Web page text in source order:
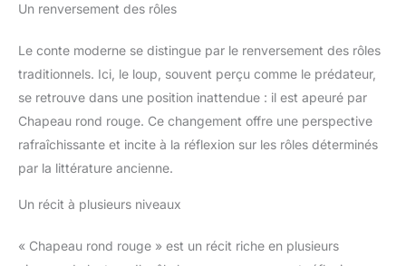
Un renversement des rôles
Le conte moderne se distingue par le renversement des rôles
traditionnels. Ici, le loup, souvent perçu comme le prédateur,
se retrouve dans une position inattendue : il est apeuré par
Chapeau rond rouge. Ce changement offre une perspective
rafraîchissante et incite à la réflexion sur les rôles déterminés
par la littérature ancienne.
Un récit à plusieurs niveaux
« Chapeau rond rouge » est un récit riche en plusieurs